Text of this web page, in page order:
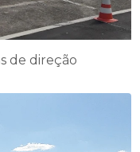
de direção